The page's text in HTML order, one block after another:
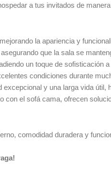
a tus invitados de
la apariencia y
que la sala se
un toque de sofisticación
condiciones durante
y una larga vida
con el sofá cama, ofrecen
comodidad duradera y